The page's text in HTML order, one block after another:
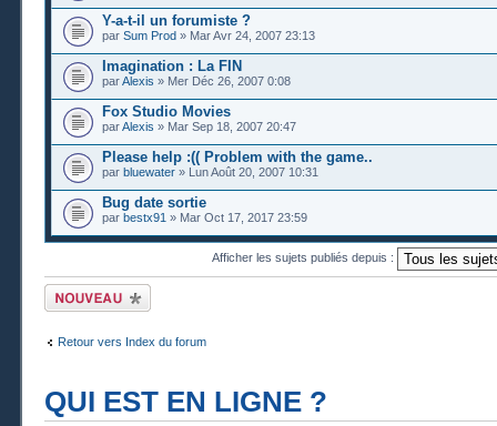
Y-a-t-il un forumiste ?
par Sum Prod » Mar Avr 24, 2007 23:13
Imagination : La FIN
parAlexis » Mer Déc 26, 2007 0:08
Fox Studio Movies
parAlexis » Mar Sep 18, 2007 20:47
Please help :(( Problem with the game..
par bluewater » Lun Août 20, 2007 10:31
Bug date sortie
par bestx91 » Mar Oct 17, 2017 23:59
Afficher les sujets publiés depuis :
Publier un nouveau
sujet
Retour vers Index du forum
QUI EST EN LIGNE ?